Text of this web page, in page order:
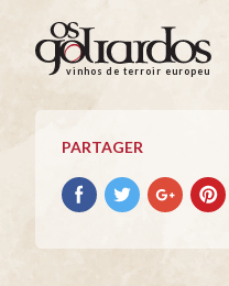
Os
Goliardos
Vinhos
Terroir
Europeus
vinhos de terroir europeus
PARTAGER
Partager
avec
Partager
avec
Partager
avec avec